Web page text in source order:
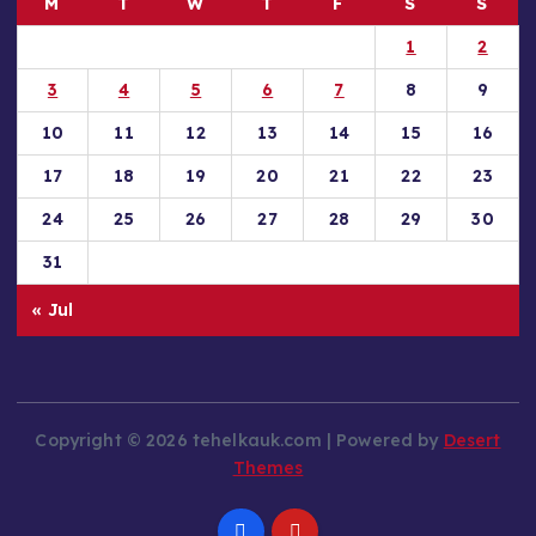
1
2
3
4 5 6 7 8
9
10
11 12 13 14 15
16
17
18 19 20 21 22
23
24
25 26 27 28 29
30
31
« Jul
Copyright © 2026 tehelkauk.com | Powered by Desert
Themes